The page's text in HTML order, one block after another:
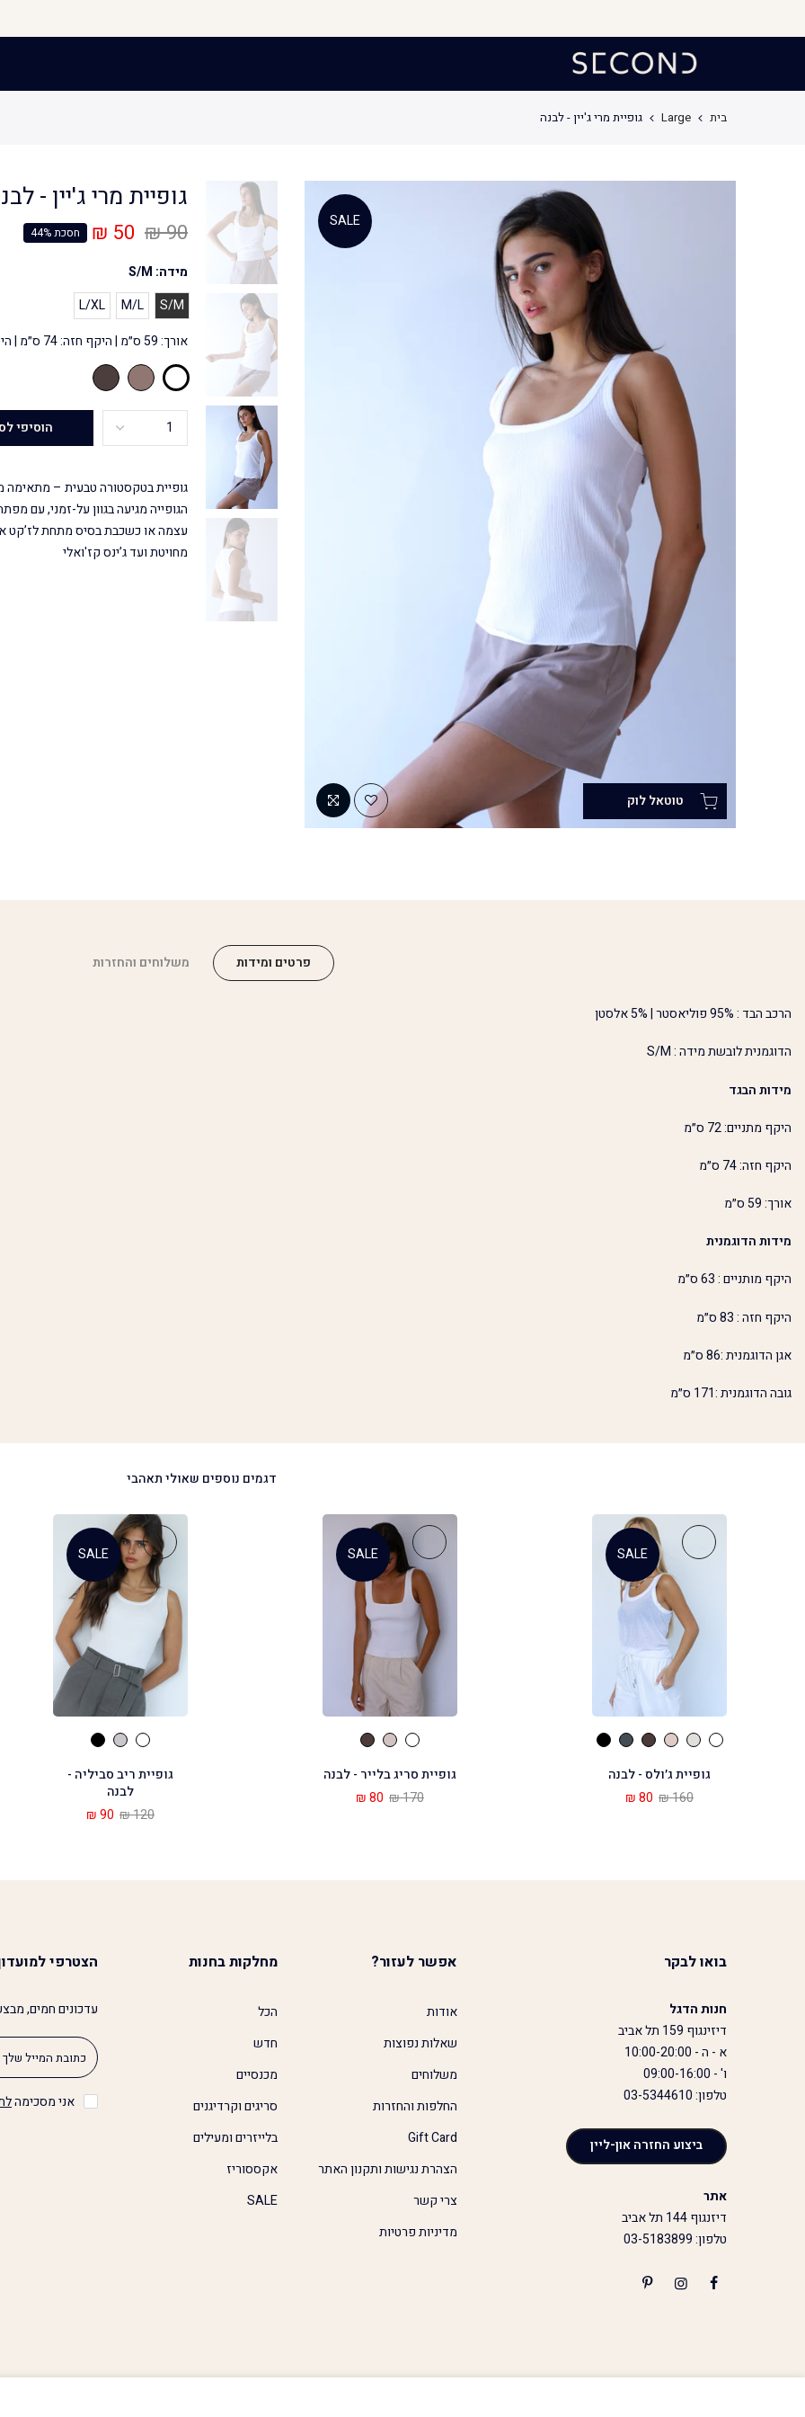
בית Large גופיית מרי ג'יין - לבנה
SALE
גופיית מרי ג'יין -
90 ₪
50 ₪ חסכת 44%
מידה: S/M
S/M
M/L
L/XL
אורך: 59 ס״מ | היקף חזה: 74 ס״מ | היקף המותן: 72 ס״מ
הוסיפי
גופיית בטקסטורה טבעית – מתאימה
הגופייה מגיעה בגוון על-זמני, עם
עצמה או כשכבת בסיס מתחת לז’קט
מחויטת ועד ג’ינס קז'ואלי
פרטים ומידות משלוחים והחזרות
הרכב הבד : 95% פוליאסטר | 5% אלסטן
הדוגמנית לובשת מידה : S/M
מידות הבגד
היקף מתניים: 72 ס״מ
היקף חזה: 74 ס״מ
אורך: 59 ס״מ
מידות הדוגמנית
היקף מותניים : 63 ס״מ
היקף חזה : 83 ס״מ
אגן הדוגמנית :86 ס״מ
גובה הדוגמנית :171 ס״מ
דגמים נוספים שאולי תאהבי
SALE
גופיית ג׳ולס - לבנה
160 ₪
80 ₪
SALE
גופיית סריג בלייר - לבנה
170 ₪
80 ₪
SALE
גופיית ריב סביליה -
לבנה
120 ₪
90 ₪
בואו לבקר
חנות הדגל
דיזינגוף 159 תל אביב
א - ה - 10:00-20:00
ו' - 09:00-16:00
טלפון: 03-5344610
ביצוע החזרה און-ליין
אתר
דיזנגוף 144 תל אביב
טלפון: 03-5183899
אפשר לעזור?
אודות
שאלות נפוצות
משלוחים
החלפות והחזרות
Gift Card
הצהרת נגישות ותקנון האתר
צרי קשר
מדיניות פרטיות
מחלקות בחנות
הכל
חדש
מכנסיים
סריגים וקרדיגנים
בלייזרים ומעילים
אקססוריז
SALE
הצטרפי
עדכונים חמים,
אני מסכימה